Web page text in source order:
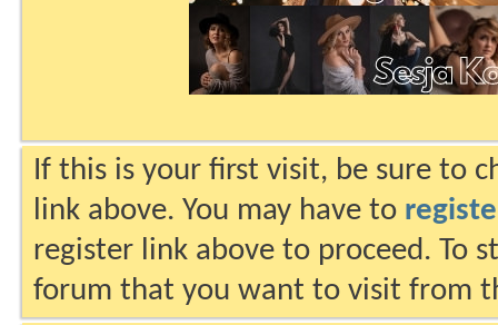
If this is your first visit, be sure to
link above. You may have to
register link above to proceed. To
forum that you want to visit from